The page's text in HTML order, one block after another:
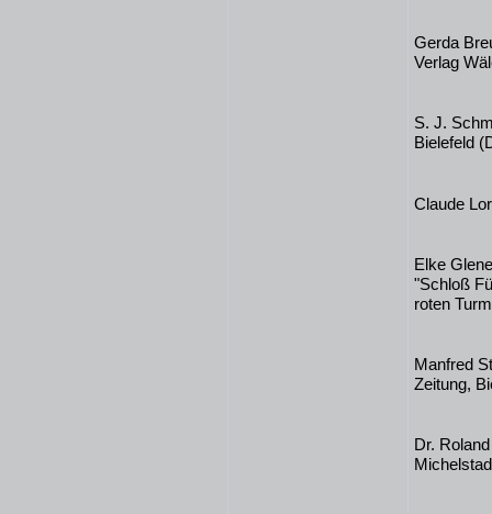
Gerda
Verlag
S. J.
Bielefeld
Claude
Elke
"Schloß
roten
Manfred
Zeitung,
Dr.